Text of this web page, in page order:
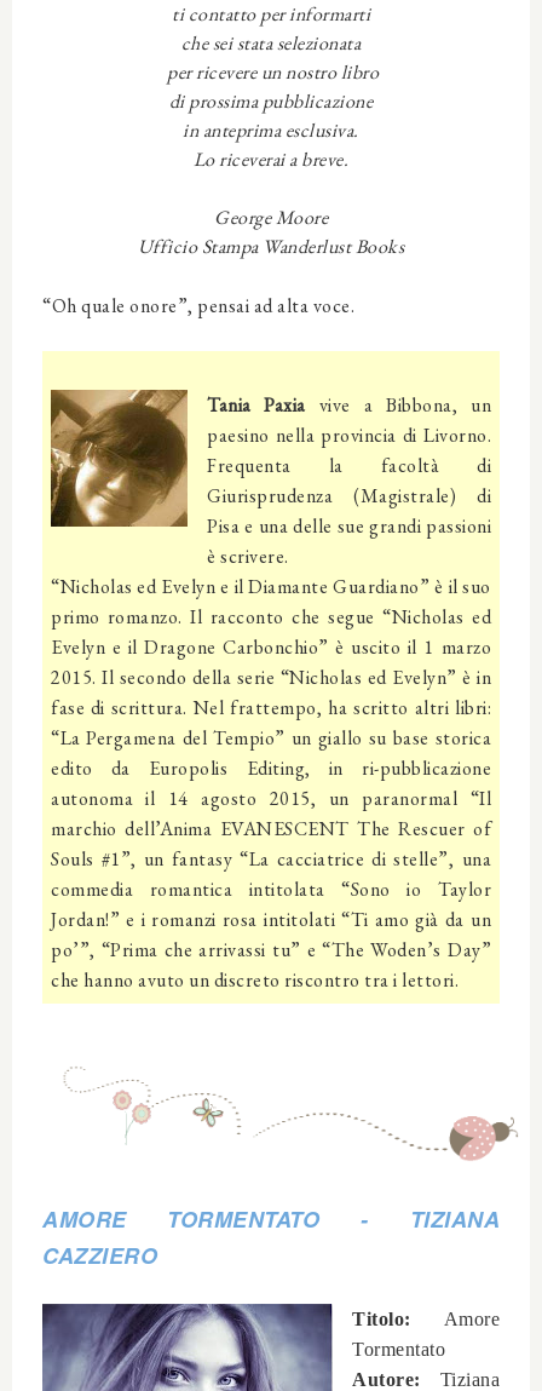
ti contatto per informarti
che sei stata selezionata
per ricevere un nostro libro
di prossima pubblicazione
in anteprima esclusiva.
Lo riceverai a breve.
George Moore
Ufficio Stampa Wanderlust Books
“Oh quale onore”, pensai ad alta voce.
Tania Paxia vive a Bibbona, un
paesino nella provincia di Livorno.
Frequenta la facoltà di
Giurisprudenza (Magistrale) di
Pisa e una delle sue grandi passioni
è scrivere.
“Nicholas ed Evelyn e il Diamante Guardiano” è il suo
primo romanzo. Il racconto che segue “Nicholas ed
Evelyn e il Dragone Carbonchio” è uscito il 1 marzo
2015. Il secondo della serie “Nicholas ed Evelyn” è in
fase di scrittura. Nel frattempo, ha scritto altri libri:
“La Pergamena del Tempio” un giallo su base storica
edito da Europolis Editing, in ri-pubblicazione
autonoma il 14 agosto 2015, un paranormal “Il
marchio dell’Anima EVANESCENT The Rescuer of
Souls #1”, un fantasy “La cacciatrice di stelle”, una
commedia romantica intitolata “Sono io Taylor
Jordan!” e i romanzi rosa intitolati “Ti amo già da un
po’”, “Prima che arrivassi tu” e “The Woden’s Day”
che hanno avuto un discreto riscontro tra i lettori.
AMORE TORMENTATO - TIZIANA
CAZZIERO
Titolo:
Amore
Tormentato
Autore:
Tiziana